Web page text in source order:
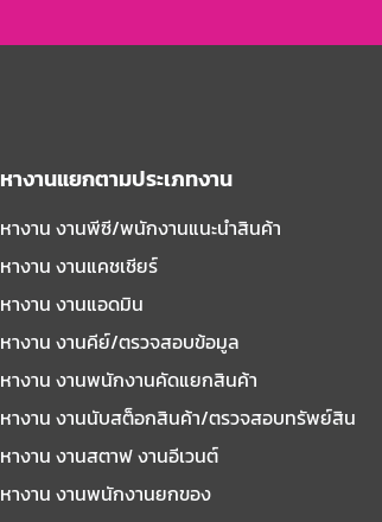
หางานแยกตามประเภทงาน
หางาน งานพีซี/พนักงานแนะนําสินค้า
หางาน งานแคชเชียร์
หางาน งานแอดมิน
หางาน งานคีย์/ตรวจสอบข้อมูล
หางาน งานพนักงานคัดแยกสินค้า
หางาน งานนับสต็อกสินค้า/ตรวจสอบทรัพย์สิน
หางาน งานสตาฟ งานอีเวนต์
หางาน งานพนักงานยกของ